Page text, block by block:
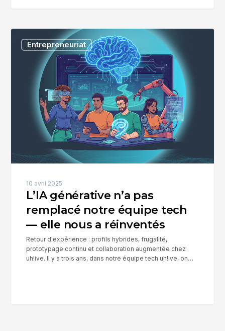
Entrepreneuriat
générative
remplacé
nous
réinventés
10 avril 2025
L’IA générative n’a pas
remplacé notre équipe tech
— elle nous a réinventés
Retour d'expérience : profils hybrides, frugalité,
prototypage continu et collaboration augmentée chez
uh!ive. Il y a trois ans, dans notre équipe tech uh!ive, on…